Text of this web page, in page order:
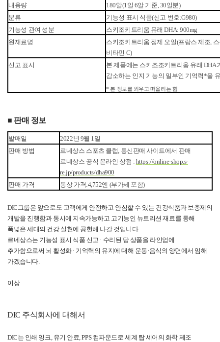
내용량
180알(1 일 6알 기준 , 30일분)
분류
기능성 표시 식품(신고 번호:G980)
기능성 관여 성분 스키조키트리움 유래 DHA: 900mg
원재료명
스키조키트리움 정제 오일(프랑스 제조
비타민 C)
신고 표시 본 제품에는 스키조조키트리움 유래 DHA
감소하는 인지 기능의 일부인 기억력*을
* 본 정보를 외우고 떠올리는 힘
■ 판매 정보
발매일 2022년 9월 1일
판매 방법 르네상스 스포츠 클럽, 통신판매 사이트에서 판매
르네상스 공식 온라인 상점 : https://online-shop.s-
re.jp/products/dha900
판매 가격 통상 가격:4,752엔 (부가세 포함)
DIC그룹은 앞으로도 고객에게 안전하고 안심할 수 있는 건강식품과 보충제의
개발을 진행함과 동시에 지속가능하고 고기능인 뉴트리션 재료를 통해
폭넓은 세대의 건강 실현에 공헌해 나갈 것입니다.
르네상스는 기능성 표시 식품 신고 · 수리된 당 상품을 라인업에
추가함으로써 뇌 활성화 · 기억력의 유지에 대해 운동·음식의 양면에서 임해
가겠습니다.
이상
DIC 주식회사에 대해서
DIC는 인쇄 잉크, 유기 안료, PPS 컴파운드로 세계 탑 셰어의 화학 제조